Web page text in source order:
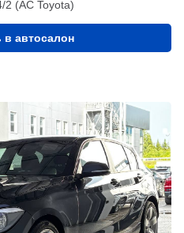
2 (АС Toyota)
в автосалон